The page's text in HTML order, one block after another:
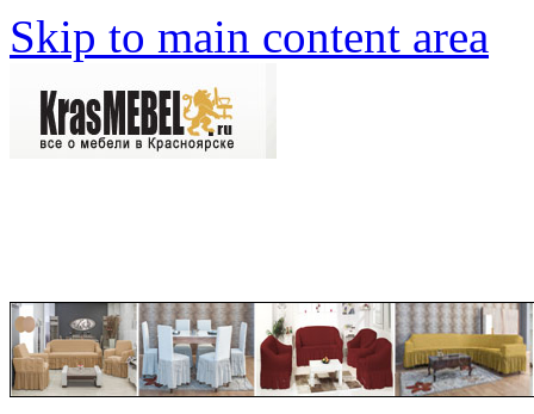
Skip to main content area